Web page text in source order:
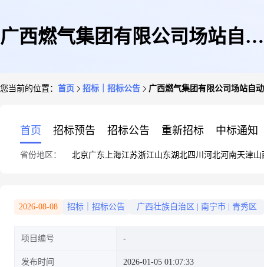
广西燃气集团有限公司场站自动
您当前的位置： 首页 招标｜招标公告 广西燃气集团有限公司场站自
首页 招标预告 招标公告 重新招标 中标通知
省份地区： 北京广东 上海江苏浙江山东湖北四川 河北河南天津山
2026-08-08 招标｜招标公告 广西壮族自治区 南宁市 青秀区
项目编号
发布时间 2026-01-05 01:07:33